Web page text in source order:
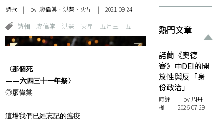
詩歌 | by 廖偉棠、洪慧、火星 | 2021-09-24
詩輯 廖偉棠 洪慧 火星 五月三十五
〈那個死
——六四三十一年祭〉
◎廖偉棠
這場我們已經忘記的瘟疫
熱門文章
諾蘭《奧德
賽》中DEI的開
放性與反「身
份政治」
時評 | by周丹
楓 | 2026-07-29